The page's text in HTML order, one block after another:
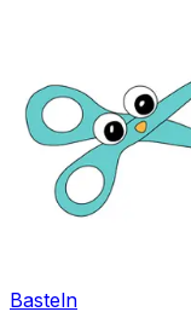
Basteln